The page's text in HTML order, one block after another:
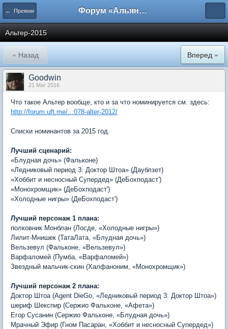
← Премии Форум «Альянса вольных переводчиков»
Альтер-2015
« Назад Вперед »
Goodwin
21 Mar 2016
Что такое Альтер вообще, кто и за что номинируется см. здесь:
http://forum.uft.me/...078-alter-2012/
Списки номинантов за 2015 год.
Лучший сценарий:
«Блудная дочь» (Фальконе)
«Ледниковый период 3: Доктор Штоа» (Даублзет)
«Хоббит и несносный Супердед» (ДеБохподаст')
«Монохромщик» (ДеБохподаст')
«Холодные нигры» (ДеБохподаст')
Лучший персонаж 1 плана:
полковник Монблан (Лосде, «Холодные нигры»)
Лилит-Мнишек (ТатаЛата, «Блудная дочь»)
Вельзевул (Фальконе, «Вельзевул»)
Варфаломей (Пумба, «Варфаломей»)
Звездный мальчик-скин (Халфаноним, «Монохромщик»)
Лучший персонаж 2 плана:
Доктор Штоа (Agent DieGo, «Ледниковый период 3: Доктор Штоа»)
шериф Шекспир (Сержио Фальконе, «Афета»)
Егор Сусанин (Сержио Фальконе, «Блудная дочь»)
Мрачный Эфир (Гном Пасаран, «Хоббит и несносный Супердед»)